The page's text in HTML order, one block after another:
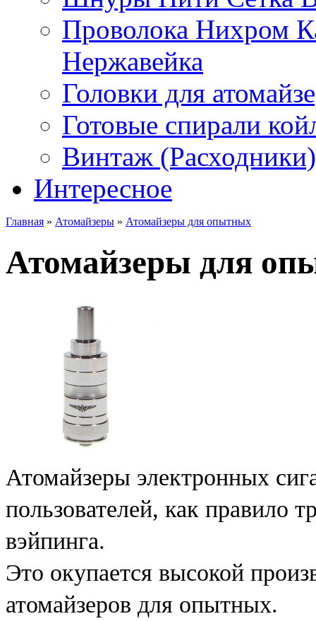
Проволока Нихром
Нержавейка
Головки для
Готовые спирали
Винтаж (Расходники)
Интересное
Главная » Атомайзеры » Атомайзеры для опытных
Атомайзеры для
Атомайзеры электронных
пользователей, как правило
вэйпинга.
Это окупается высокой
атомайзеров для опытных.